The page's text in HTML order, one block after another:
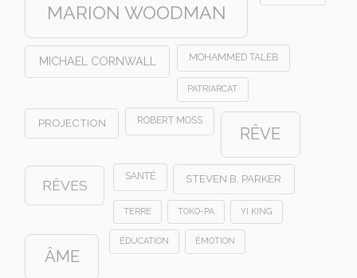
MARION WOODMAN
MICHAEL CORNWALL MOHAMMED TALEB
PATRIARCAT
PROJECTION ROBERT MOSS
RÊVE
RÊVES
SANTÉ STEVEN B. PARKER
TERRE TOKO-PA YI KING
ÂME
ÉDUCATION ÉMOTION